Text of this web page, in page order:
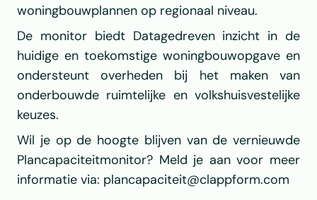
woningbouwplannen op regionaal niveau.
De monitor biedt Datagedreven inzicht in de
huidige en toekomstige woningbouwopgave en
ondersteunt overheden bij het maken van
onderbouwde ruimtelijke en volkshuisvestelijke
keuzes.
Wil je op de hoogte blijven van de vernieuwde
Plancapaciteitmonitor? Meld je aan voor meer
informatie via: plancapaciteit@clappform.com